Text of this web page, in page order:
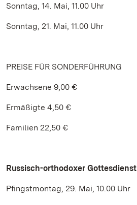
Sonntag, 14. Mai, 11.00 Uhr
Sonntag, 21. Mai, 11.00 Uhr
PREISE FÜR SONDERFÜHRUNG
Erwachsene 9,00 €
Ermäßigte 4,50 €
Familien 22,50 €
Russisch-orthodoxer Gottesdienst
Pfingstmontag, 29. Mai, 10.00 Uhr